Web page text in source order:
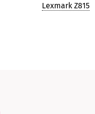
Lexmark Z815